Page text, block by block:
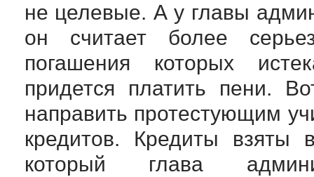
не целевые. А у главы
он считает более
погашения которых
придется платить пени.
направить протестующим
кредитов. Кредиты
который глава